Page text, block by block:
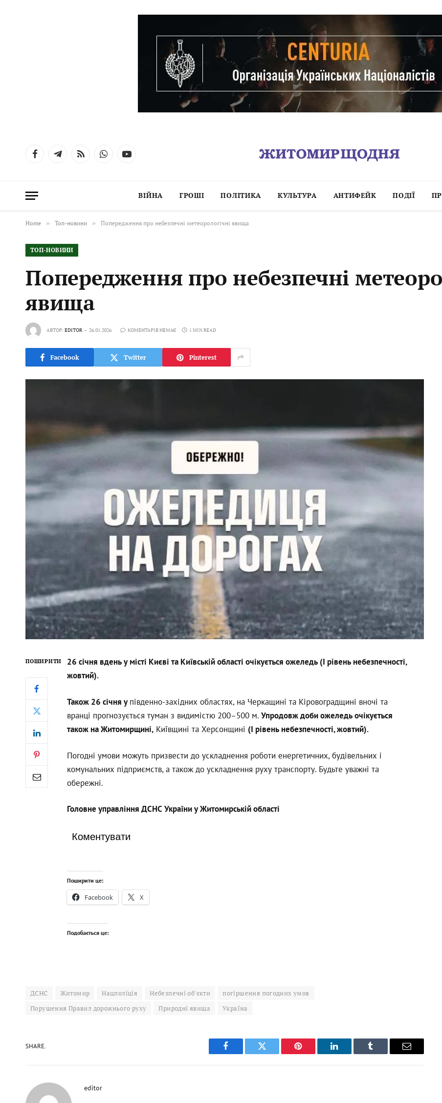
FacebookTelegramRSS WhatsAppYouTube
ВІЙНА ГРОШІ ПОЛІТИКА КУЛЬТУРА АНТИФЕЙК ПОДІЇ
Home » Топ-новини » Попередження про небезпечні метеорологічні явища
ТОП-НОВИНИ
Попередження про небезпечні
явища
АВТОР:EDITOR 26.01.2026 КОМЕНТАРІВ НЕМАЄ 1 MIN READ
Facebook Twitter Pinterest
ПОШИРИТИ
26 січня вдень у місті Києві та Київській області очікується ожеледь (І рівень небезпечності,
жовтий).
Також 26 січня упівденно-західних областях, на Черкащині та Кіровоградщині вночі та
вранці прогнозується туман з видимістю 200–500 м. Упродовж доби ожеледь очікується
також на Житомирщині,Київщині та Херсонщині (І рівень небезпечності, жовтий).
Погодні умови можуть призвести до ускладнення роботи енергетичних, будівельних і
комунальних підприємств, а також до ускладнення руху транспорту. Будьте уважні та
обережні.
Головне управління ДСНС України у Житомирській області
Коментувати
Поширити це:
Facebook X
Подобається це:
ДСНС Житомир Нацполіція Небезпечні об'єкти
погіршення погодних умов
Порушення Правил дорожнього руху
Природні явища Україна
SHARE.
Facebook Twitter Pinterest LinkedIn Tumblr Email
editor